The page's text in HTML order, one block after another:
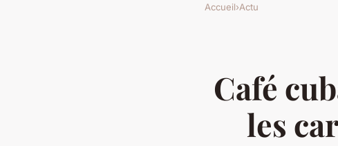
Accueil›Actu
Café
les